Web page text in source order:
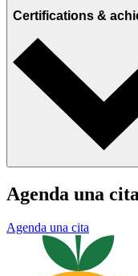
Certifications &
Agenda una
Agenda una cita